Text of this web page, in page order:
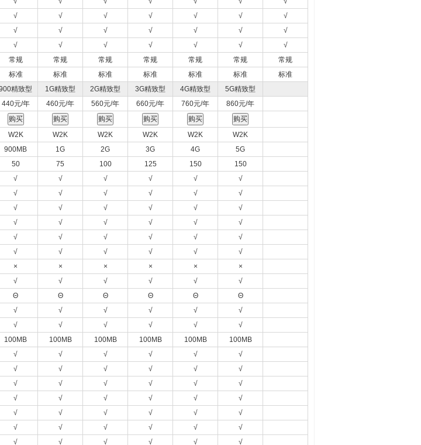
√ √ √ √ √ √
√
√ √ √ √ √ √
√
√ √ √ √ √ √
√
常规 常规 常规 常规 常规 常规
常规
标准 标准 标准 标准 标准 标准
标准
精致型 1G精致型 2G精致型 3G精致型 4G精致型
5G精致型
440元/年 460元/年 560元/年 660元/年 760元/年 860元/年
W2K W2K W2K W2K W2K
W2K
900MB 1G 2G 3G 4G
5G
50 75 100 125 150
150
√ √ √ √ √
√
√ √ √ √ √
√
√ √ √ √ √
√
√ √ √ √ √
√
√ √ √ √ √
√
√ √ √ √ √
√
× × × × ×
×
√ √ √ √ √
√
Θ Θ Θ Θ Θ
Θ
√ √ √ √ √
√
√ √ √ √ √
√
100MB 100MB 100MB 100MB 100MB
100MB
√ √ √ √ √
√
√ √ √ √ √
√
√ √ √ √ √
√
√ √ √ √ √
√
√ √ √ √ √
√
√ √ √ √ √
√
√ √ √ √ √ √